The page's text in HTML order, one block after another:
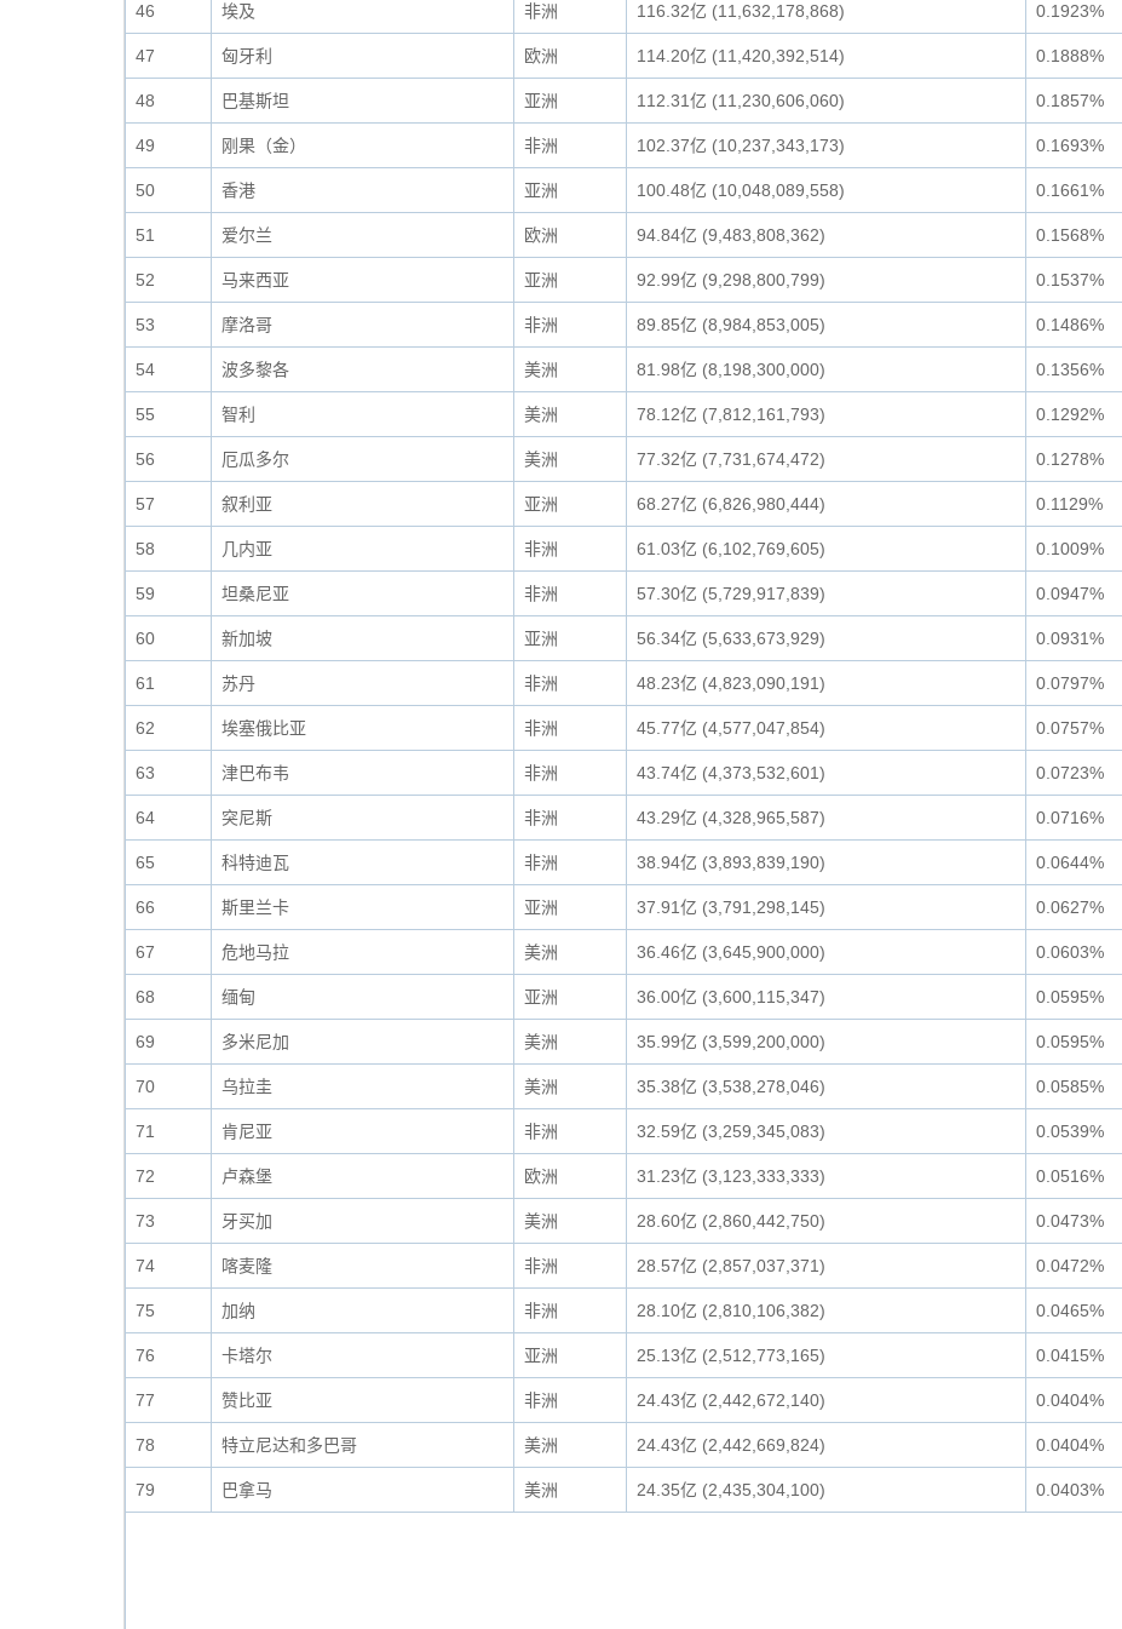
46 埃及 非洲 116.32亿 (11,632,178,868) 0.1923%
47 匈牙利 欧洲 114.20亿 (11,420,392,514) 0.1888%
48 巴基斯坦 亚洲 112.31亿 (11,230,606,060) 0.1857%
49 刚果（金） 非洲 102.37亿 (10,237,343,173) 0.1693%
50 香港 亚洲 100.48亿 (10,048,089,558) 0.1661%
51 爱尔兰 欧洲 94.84亿 (9,483,808,362) 0.1568%
52 马来西亚 亚洲 92.99亿 (9,298,800,799) 0.1537%
53 摩洛哥 非洲 89.85亿 (8,984,853,005) 0.1486%
54 波多黎各 美洲 81.98亿 (8,198,300,000) 0.1356%
55 智利 美洲 78.12亿 (7,812,161,793) 0.1292%
56 厄瓜多尔 美洲 77.32亿 (7,731,674,472) 0.1278%
57 叙利亚 亚洲 68.27亿 (6,826,980,444) 0.1129%
58 几内亚 非洲 61.03亿 (6,102,769,605) 0.1009%
59 坦桑尼亚 非洲 57.30亿 (5,729,917,839) 0.0947%
60 新加坡 亚洲 56.34亿 (5,633,673,929) 0.0931%
61 苏丹 非洲 48.23亿 (4,823,090,191) 0.0797%
62 埃塞俄比亚 非洲 45.77亿 (4,577,047,854) 0.0757%
63 津巴布韦 非洲 43.74亿 (4,373,532,601) 0.0723%
64 突尼斯 非洲 43.29亿 (4,328,965,587) 0.0716%
65 科特迪瓦 非洲 38.94亿 (3,893,839,190) 0.0644%
66 斯里兰卡 亚洲 37.91亿 (3,791,298,145) 0.0627%
67 危地马拉 美洲 36.46亿 (3,645,900,000) 0.0603%
68 缅甸 亚洲 36.00亿 (3,600,115,347) 0.0595%
69 多米尼加 美洲 35.99亿 (3,599,200,000) 0.0595%
70 乌拉圭 美洲 35.38亿 (3,538,278,046) 0.0585%
71 肯尼亚 非洲 32.59亿 (3,259,345,083) 0.0539%
72 卢森堡 欧洲 31.23亿 (3,123,333,333) 0.0516%
73 牙买加 美洲 28.60亿 (2,860,442,750) 0.0473%
74 喀麦隆 非洲 28.57亿 (2,857,037,371) 0.0472%
75 加纳 非洲 28.10亿 (2,810,106,382) 0.0465%
76 卡塔尔 亚洲 25.13亿 (2,512,773,165) 0.0415%
77 赞比亚 非洲 24.43亿 (2,442,672,140) 0.0404%
78 特立尼达和多巴哥 美洲 24.43亿 (2,442,669,824) 0.0404%
79 巴拿马 美洲 24.35亿 (2,435,304,100) 0.0403%